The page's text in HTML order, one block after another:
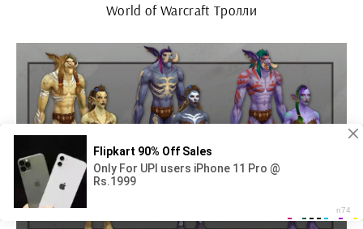
World of Warcraft Тролли